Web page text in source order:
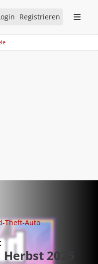
Registrieren
Theft-Auto
2025